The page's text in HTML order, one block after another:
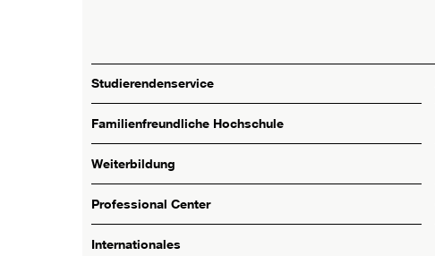
Studierendenservice
Familienfreundliche Hochschule
Weiterbildung
Professional Center
Internationales